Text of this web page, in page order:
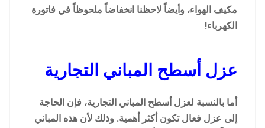
مكيف الهواء، وأيضاً لاحظنا انخفاضاً ملحوظاً في فاتورة
الكهرباء!
عزل أسطح المباني التجارية
أما بالنسبة لعزل أسطح المباني التجارية، فإن الحاجة
إلى عزل فعال تكون أكثر أهمية. وذلك لأن هذه المباني